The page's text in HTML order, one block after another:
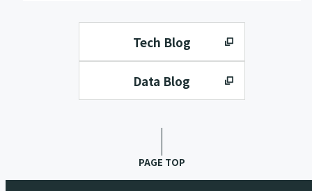
Tech Blog
Data Blog
PAGE TOP